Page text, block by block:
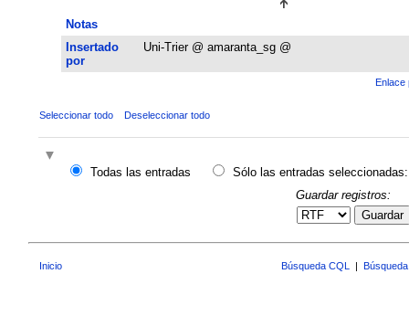
Notas
Insertado
por
Uni-Trier @ amaranta_sg @
Enlace
Seleccionar todo Deseleccionar todo
Todas las entradas
Sólo las entradas seleccionadas:
Guardar registros:
Guardar
Inicio Búsqueda CQL